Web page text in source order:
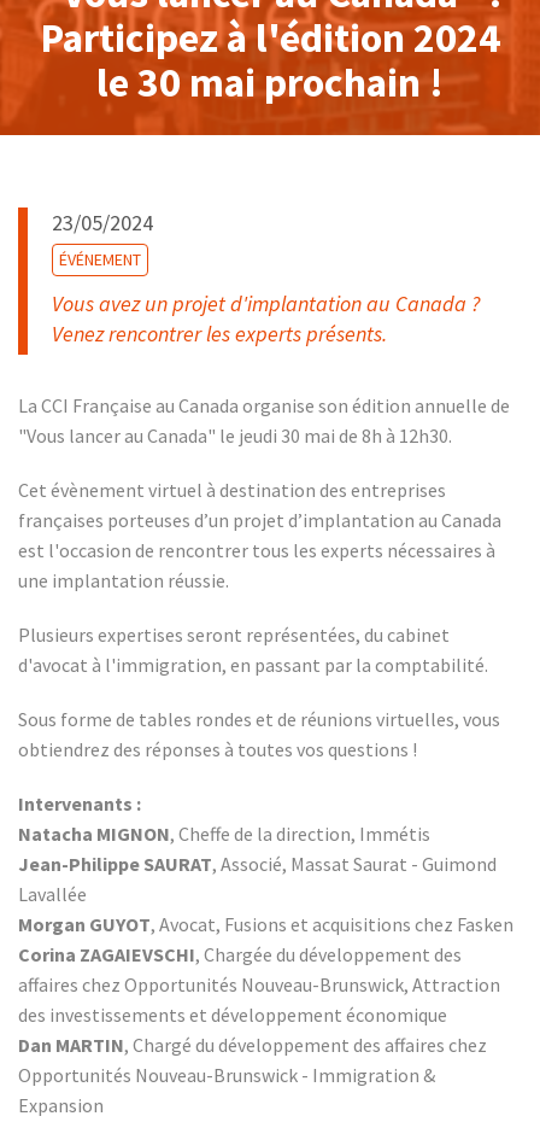
Participez à l'édition 2024
le 30 mai prochain !
23/05/2024
ÉVÉNEMENT
Vous avez un projet d'implantation au Canada ?
Venez rencontrer les experts présents.
La CCI Française au Canada organise son édition annuelle de
"Vous lancer au Canada" le jeudi 30 mai de 8h à 12h30.
Cet évènement virtuel à destination des entreprises
françaises porteuses d’un projet d’implantation au Canada
est l'occasion de rencontrer tous les experts nécessaires à
une implantation réussie.
Plusieurs expertises seront représentées, du cabinet
d'avocat à l'immigration, en passant par la comptabilité.
Sous forme de tables rondes et de réunions virtuelles, vous
obtiendrez des réponses à toutes vos questions !
Intervenants :
Natacha MIGNON, Cheffe de la direction, Immétis
Jean-Philippe SAURAT, Associé, Massat Saurat - Guimond
Lavallée
Morgan GUYOT, Avocat, Fusions et acquisitions chez Fasken
Corina ZAGAIEVSCHI, Chargée du développement des
affaires chez Opportunités Nouveau-Brunswick, Attraction
des investissements et développement économique
Dan MARTIN, Chargé du développement des affaires chez
Opportunités Nouveau-Brunswick - Immigration &
Expansion